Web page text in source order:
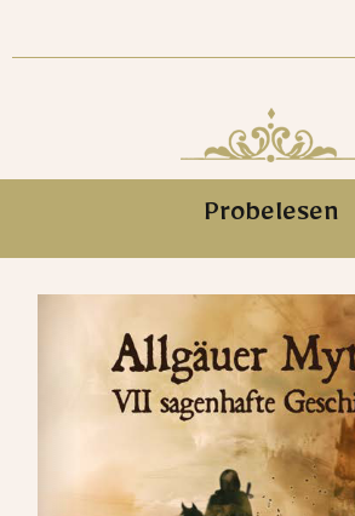
Probelesen